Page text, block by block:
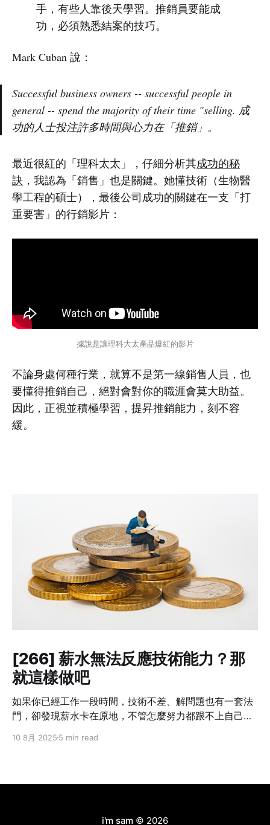
手，有些人靠後天學習。推銷員要能成
功，必須熟悉結案的技巧。
Mark Cuban 說：
Successful business owners -- successful people in
general -- spend the majority of their time "selling. 成
功的人士投注許多時間與心力在「推銷」。
最近很紅的「理科太太」，仔細分析其成功的秘
訣 ，我認為「銷售」也是關鍵。她懂技術（生物醫
學工程的碩士），最後公司成功的關鍵在一支「打
重要害」的行銷影片：
據說是讓理科大太產品爆紅的影片
不論身處何種行業，就算不是第一線銷售人員，也
要懂得推銷自己，絕對會對你的職涯會莫大助益。
因此，正視並積極學習，提昇推銷能力，刻不容
緩。
[266] 薪水無法反應技術能力？那
就這樣做吧
如果你已經工作一段時間，技術不差、解問題也有一套法
門，卻發現薪水卡在原地，不管怎麼努力都跟不上自己的
想過：「我現在的貢獻，真的只有這個數字嗎？」但光靠
展講究節奏，一旦被低薪綁住太久，即使跳槽也難補回
10 8月 2025 5 min read
i'm sam © 2026